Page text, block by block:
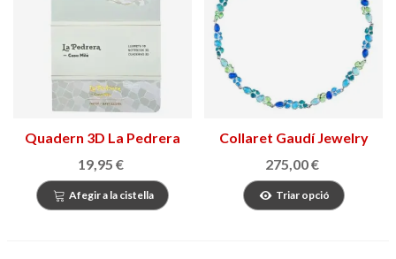
Quadern 3D La Pedrera
19,95 €
Afegir a la cistella
Collaret Gaudí Jewelry
Fruits
275,00 €
Triar opció